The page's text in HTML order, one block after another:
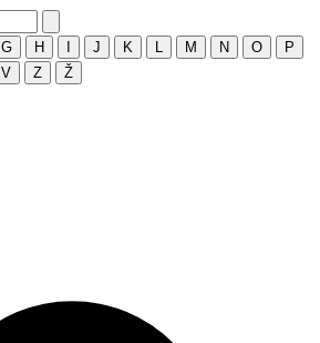
G H J K M N O
P
V Z Ž